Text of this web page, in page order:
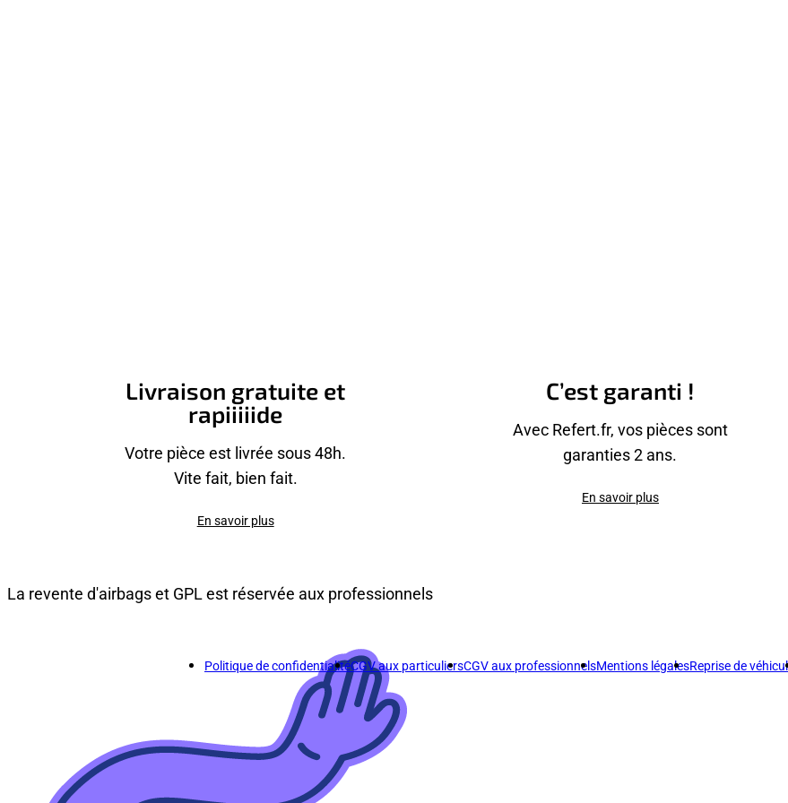
Livraison gratuite et
rapiiiiide
Votre pièce est livrée sous 48h.
Vite fait, bien fait.
En savoir plus
C’est garanti !
Avec Refert.fr, vos pièces sont
garanties 2 ans.
En savoir plus
La revente d'airbags et GPL est réservée aux professionnels
Politique de confidentialitéCGV aux particuliersCGV aux professionnelsMentions légalesReprise de